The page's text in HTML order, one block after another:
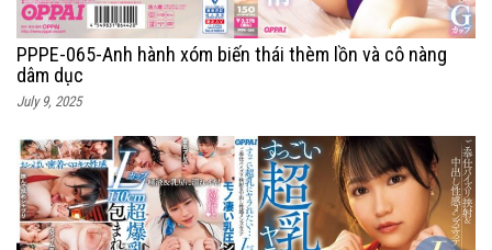
PPPE-065-Anh hành xóm biến thái thèm lồn và cô nàng
dâm dục
July 9, 2025